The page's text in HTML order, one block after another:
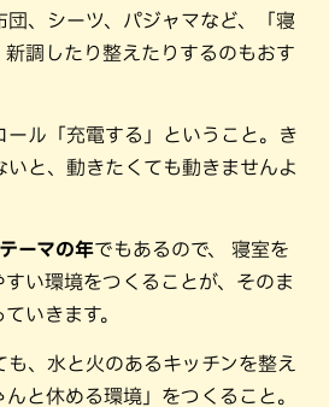
団、シーツ、パジャマなど、「寝
新調したり整えたりするのもおす
ール「充電する」ということ。き
いと、動きたくても動きませんよ
ーマの年でもあるので、 寝室を
すい環境をつくることが、そのま
いきます。
、水と火のあるキッチンを整え
と休める環境」をつくること。